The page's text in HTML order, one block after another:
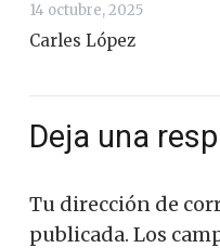
14 octubre, 2025
Carles López
Deja una
Tu dirección de
publicada. Los